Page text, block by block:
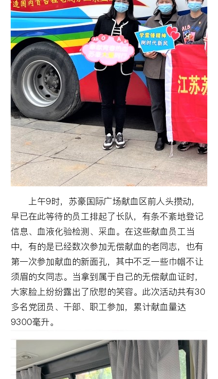
上午9时，苏豪国际广场献血区前人头攒动，
早已在此等待的员工排起了长队，有条不紊地登记
信息、血液化验检测、采血。在这些献血员工当
中，有的是已经数次参加无偿献血的老同志，也有
第一次参加献血的新面孔，其中不乏一些巾帼不让
须眉的女同志。当拿到属于自己的无偿献血证时，
大家脸上纷纷露出了欣慰的笑容。此次活动共有30
多名党团员、干部、职工参加，累计献血量达
9300毫升。